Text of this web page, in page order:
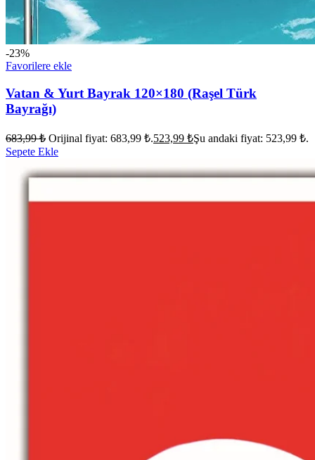
-23%
Favorilere ekle
Vatan & Yurt Bayrak 120×180 (Raşel Türk
Bayrağı)
683,99₺ Orijinal fiyat: 683,99 ₺.523,99 ₺Şu andaki fiyat: 523,99 ₺.
Sepete Ekle